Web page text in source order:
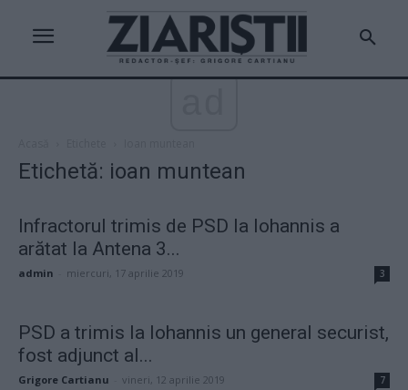
Etichetă: ioan muntean
Infractorul trimis de PSD la Iohannis a
arătat la Antena 3...
admin miercuri, 17 aprilie 2019 3
PSD a trimis la Iohannis un general securist,
fost adjunct al...
Grigore Cartianu vineri, 12 aprilie 2019 7